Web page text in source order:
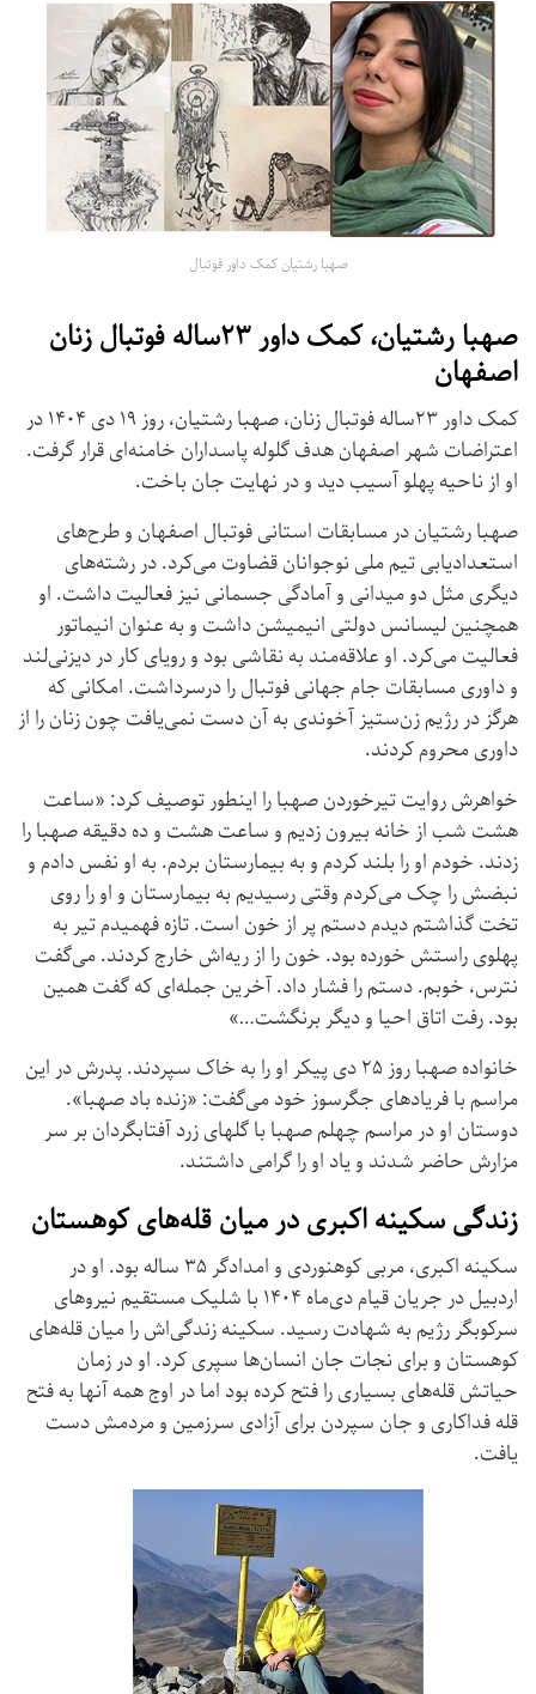
صهبا رشتیان کمک داور فوتبال
صهبا رشتیان، کمک داور ۲۳ساله فوتبال زنان
اصفهان
کمک داور ۲۳ساله فوتبال زنان، صهبا رشتیان، روز ۱۹ دی ۱۴۰۴ در
اعتراضات شهر اصفهان هدف گلوله پاسداران خامنه‌ای قرار گرفت.
او از ناحیه پهلو آسیب دید و در نهایت جان باخت.
صهبا رشتیان در مسابقات استانی فوتبال اصفهان و طرح‌های
استعداد‌یابی تیم ملی نوجوانان قضاوت می‌کرد. در رشته‌های
دیگری مثل دو میدانی و آمادگی جسمانی نیز فعالیت داشت. او
همچنین لیسانس دولتی انیمیشن داشت و به عنوان انیماتور
فعالیت می‌کرد. او علاقه‌مند به نقاشی بود و رویای کار در دیزنی‌لند
و داوری مسابقات جام جهانی فوتبال را درسرداشت. امکانی که
هرگز در رژیم زن‌ستیز آخوندی به آن دست نمی‌یافت چون زنان را از
داوری محروم کردند.
خواهرش روایت تیرخوردن صهبا را اینطور توصیف کرد: «ساعت
هشت شب از خانه بیرون زدیم و ساعت هشت و ده دقیقه صهبا را
زدند. خودم او را بلند کردم و به بیمارستان بردم. به او نفس دادم و
نبضش را چک می‌کردم وقتی رسیدیم به بیمارستان و او را روی
تخت گذاشتم دیدم دستم پر از خون است. تازه فهمیدم تیر به
پهلوی راستش خورده بود. خون را از ریه‌اش خارج کردند. می‌گفت
نترس، خوبم. دستم را فشار داد. آخرین جمله‌ای که گفت همین
بود. رفت اتاق احیا و دیگر برنگشت…»
خانواده صهبا روز ۲۵ دی پیکر او را به خاک سپردند. پدرش در این
مراسم با فریادهای جگرسوز خود می‌گفت: «زنده باد صهبا».
دوستان او در مراسم چهلم صهبا با گلهای زرد آفتابگردان بر سر
مزارش حاضر شدند و یاد او را گرامی داشتند.
زندگی سکینه اکبری در میان قله‌های کوهستان
سکینه اکبری، مربی کوهنوردی و امدادگر ۳۵ ساله بود. او در
اردبیل در جریان قیام دی‌ماه ۱۴۰۴ با شلیک مستقیم نیروهای
سرکوبگر رژیم به شهادت رسید. سکینه زندگی‌اش را میان قله‌های
کوهستان و برای نجات جان انسان‌ها سپری کرد. او در زمان
حیاتش قله‌های بسیاری را فتح کرده بود اما در اوج همه آنها به فتح
قله فداکاری و جان سپردن برای آزادی سرزمین و مردمش دست
یافت.